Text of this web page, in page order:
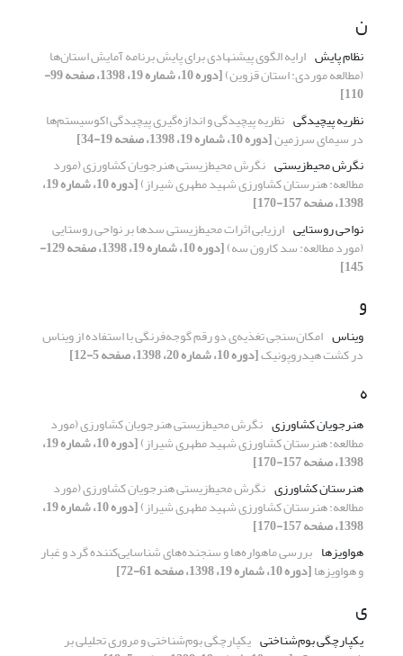
ن
نظام پایش ارایه الگوی پیشنهادی برای پایش برنامه آمایش استان‌ها
(مطالعه موردی: استان قزوین) [دوره 10، شماره 19، 1398، صفحه 99-
110]
نظریه پیچیدگی نظریه پیچیدگی و اندازه‌‌گیری پیچیدگی اکوسیستم‌‌ها
در سیمای سرزمین[دوره 10، شماره 19، 1398، صفحه 19-34]
نگرش ‌‌محیط‌زیستی نگرش ‌محیط‌زیستی هنرجویان کشاورزی (مورد
مطالعه: هنرستان کشاورزی شهید مطهری شیراز) [دوره 10، شماره 19،
1398، صفحه 157-170]
نواحی روستایی ارزیابی اثرات ‌محیط‌زیستی سدها بر نواحی روستایی
(مورد مطالعه: سد کارون سه) [دوره 10، شماره 19، 1398، صفحه 129-
145]
و
ویناس امکان‌سنجی تغذیه‌ی‌ دو رقم گوجه‌فرنگی با استفاده از ویناس
در کشت هیدروپونیک[دوره 10، شماره 20، 1398، صفحه 5-12]
ه
هنرجویان کشاورزی نگرش ‌محیط‌زیستی هنرجویان کشاورزی (مورد
مطالعه: هنرستان کشاورزی شهید مطهری شیراز) [دوره 10، شماره 19،
1398، صفحه 157-170]
هنرستان کشاورزی نگرش ‌محیط‌زیستی هنرجویان کشاورزی (مورد
مطالعه: هنرستان کشاورزی شهید مطهری شیراز) [دوره 10، شماره 19،
1398، صفحه 157-170]
هواویزها بررسی ماهواره‌ها و سنجنده‌های شناسایی‌کننده گرد و غبار
و هواویزها[دوره 10، شماره 19، 1398، صفحه 61-72]
ی
یکپارچگی بوم‌‌شناختی یکپارچگی بوم‌‌شناختی و مروری تحلیلی بر